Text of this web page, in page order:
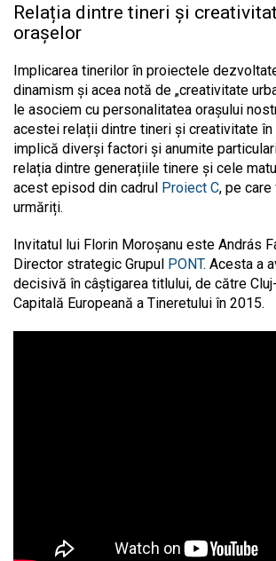
Relația dintre tineri și
orașelor
Implicarea tinerilor în proiectele
dinamism și acea notă de „creativitate
le asociem cu personalitatea orașului
acestei relații dintre tineri și creativitate în
implică diverși factori și anumite
relația dintre generațiile tinere și cele
acest episod din cadrul Proiect C, pe
urmăriți.
Invitatul lui Florin Moroșanu este András
Director strategic Grupul PONT. Acesta a
decisivă în câștigarea titlului, de către
Capitală Europeană a Tineretului în 2015.